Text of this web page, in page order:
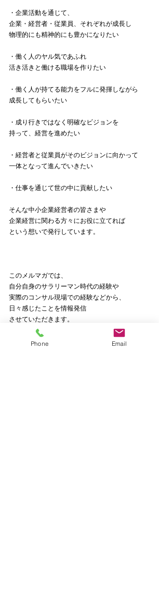
・企業活動を通じて、
企業・経営者・従業員、それぞれが成長し
物理的にも精神的にも豊かになりたい
・働く人のヤル気であふれ
活き活きと働ける職場を作りたい
・働く人が持てる能力をフルに発揮しながら
成長してもらいたい
・成り行きではなく明確なビジョンを
持って、経営を進めたい
・経営者と従業員がそのビジョンに向かって
一体となって進んでいきたい
・仕事を通じて世の中に貢献したい
そんな中小企業経営者の皆さまや
企業経営に関わる方々にお役に立てれば
という想いで発行しています。
このメルマガでは、
自分自身のサラリーマン時代の経験や
実際のコンサル現場での経験などから、
日々感じたことを情報発信
させていただきます。
その中で、ワクワクドキドキ心動かす
Phone Email